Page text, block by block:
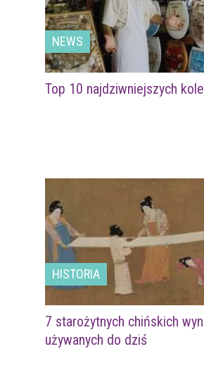
NEWS
Top 10 najdziwniejszych
HISTORIA
7 starożytnych chińskich
używanych do dziś